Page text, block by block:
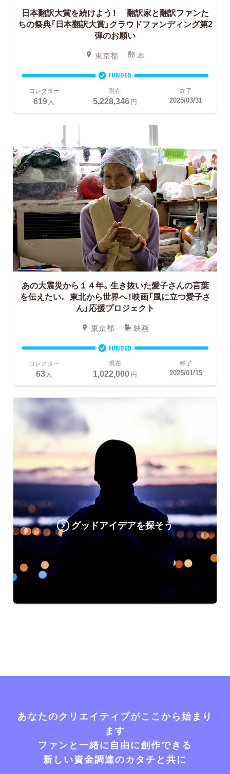
日本翻訳大賞を続けよう！
翻訳家と翻訳ファンた
ちの祭典「日本翻訳大賞」クラウドファンディング第2
弾のお願い
東京都 本
FUNDED
コレクター
619 人
現在
5,228,346円
終了
2025/03/31
あの大震災から１４年。生き抜いた愛子さんの言葉
を伝えたい。 東北から世界へ！映画「風に立つ愛子さ
ん」応援プロジェクト
東京都 映画
FUNDED
コレクター
63人
現在
1,022,000円
終了
2025/01/15
グッドアイデアを探そう
あなたのクリエイティブがここから始まり
ます
ファンと一緒に自由に創作できる
新しい資金調達のカタチと共に